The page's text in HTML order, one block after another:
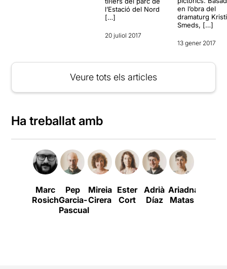
l’Estació del Nord
[…]
20 juliol 2017
en l’obra del
dramaturg
Smeds, […]
13 gener 2017
Veure tots els articles
Ha treballat amb
Marc
Rosich
Pep
Garcia-
Pascual
Mireia
Cirera
Ester
Cort
Adrià
Díaz
Ariadna
Matas